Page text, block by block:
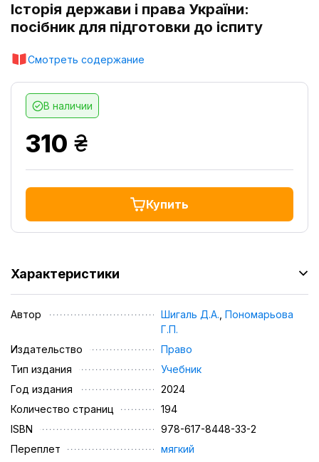
Історія держави і права України:
посібник для підготовки до іспиту
Смотреть содержание
В наличии
310 грн.
Купить
Характеристики
Автор Шигаль Д.А., Пономарьова
Г.П.
Издательство
Право
Тип издания
Учебник
Год издания
2024
Количество страниц
194
ISBN
978-617-8448-33-2
Переплет
мягкий